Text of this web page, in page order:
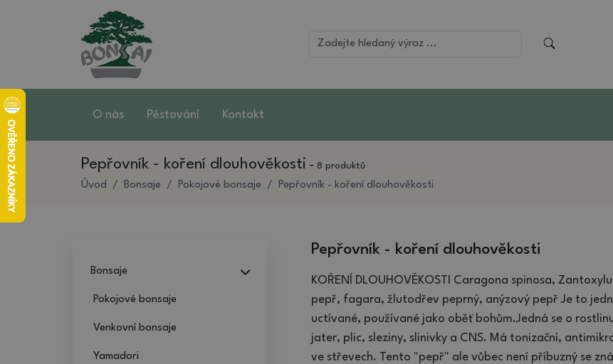
O nás Pěstování Kontakt
Pepřovník - koření dlouhověkosti - 8 produktů
Úvod Bonsaje Pokojové bonsaje Pepřovník - koření dlouhověkosti
Bonsaje
Pokojové bonsaje
Venkovní bonsaje
Yamadori
Pepřovník - koření dlouhověkosti
KOŘENÍ DLOUHOVĚKOSTI Caragona spinosa,
pepř, fagara, žlutodřev peprný, anýzový pepř Je to
uctívané, používané jako oběť bohům.Jedná se o
jater, plic, sleziny, slinivky a CNS. Má tonizační,
ve střevech. Tento "pepř" ale vůbec není příbuzný se